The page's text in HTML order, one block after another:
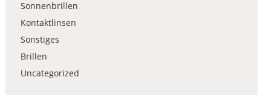
Sonnenbrillen
Kontaktlinsen
Sonstiges
Brillen
Uncategorized